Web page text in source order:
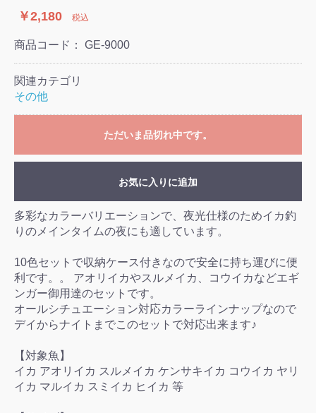
￥2,180 税込
商品コード： GE-9000
関連カテゴリ
その他
ただいま品切れ中です。
お気に入りに追加
多彩なカラーバリエーションで、夜光仕様のためイカ釣
りのメインタイムの夜にも適しています。
10色セットで収納ケース付きなので安全に持ち運びに便
利です。。 アオリイカやスルメイカ、コウイカなどエギ
ンガー御用達のセットです。
オールシチュエーション対応カラーラインナップなので
デイからナイトまでこのセットで対応出来ます♪
【対象魚】
イカ アオリイカ スルメイカ ケンサキイカ コウイカ ヤリ
イカ マルイカ スミイカ ヒイカ 等